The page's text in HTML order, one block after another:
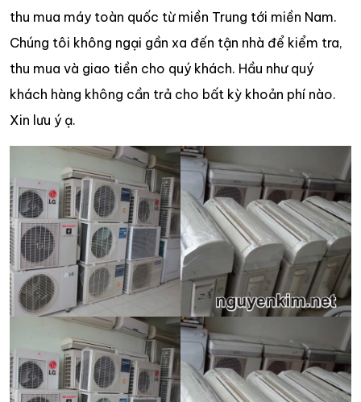
thu mua máy toàn quốc từ miền Trung tới miền Nam.
Chúng tôi không ngại gần xa đến tận nhà để kiểm tra,
thu mua và giao tiền cho quý khách. Hầu như quý
khách hàng không cần trả cho bất kỳ khoản phí nào.
Xin lưu ý ạ.